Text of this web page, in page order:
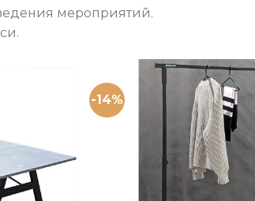
мероприятий.
-14%